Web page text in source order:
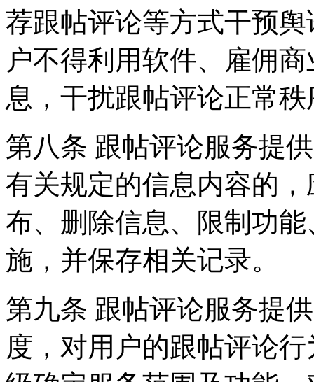
荐跟帖评论等方式干预
户不得利用软件、雇佣
息，干扰跟帖评论正常
第八条 跟帖评论服务提
有关规定的信息内容的
布、删除信息、限制功
施，并保存相关记录。
第九条 跟帖评论服务提
度，对用户的跟帖评论